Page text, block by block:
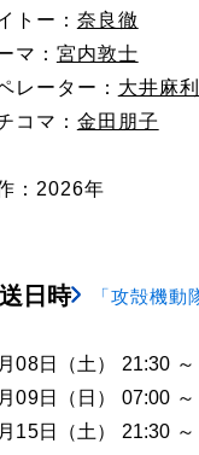
トー： 奈良徹
マ： 宮内敦士
レーター： 大井麻
コマ： 金田朋子
：2026年
日時 「攻殻機動
08日（土） 21:30 ～
09日（日） 07:00 ～
15日（土） 21:30